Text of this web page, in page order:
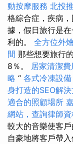
動按摩服務 北投
格綜合症，疾病
據，假日旅行是
利的。 全方位外
間 那些想要旅行
8％。 居家清潔
略 “ 各式冷凍設
身打造的SEO解
適合的照顧場所
網站，查詢律師
較大的音樂使客
自豪地將客戶帶